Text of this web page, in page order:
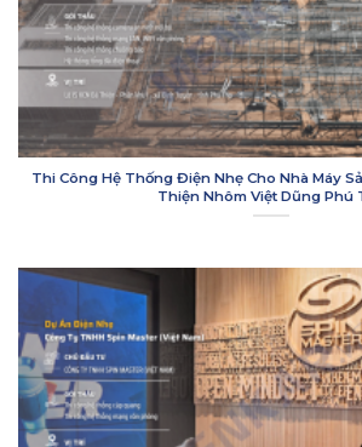
Thi Công Hệ Thống Điện Nhẹ Cho Nhà Máy
Thiện Nhôm Việt Dũng Phú